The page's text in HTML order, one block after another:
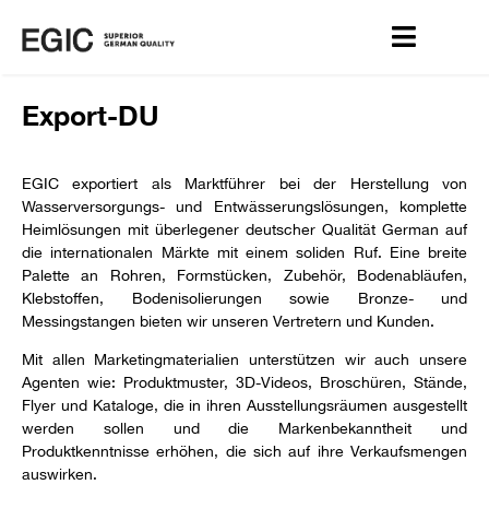
Export-DU
EGIC exportiert als Marktführer bei der Herstellung von
Wasserversorgungs- und Entwässerungslösungen, komplette
Heimlösungen mit überlegener deutscher Qualität German auf
die internationalen Märkte mit einem soliden Ruf. Eine breite
Palette an Rohren, Formstücken, Zubehör, Bodenabläufen,
Klebstoffen, Bodenisolierungen sowie Bronze- und
Messingstangen bieten wir unseren Vertretern und Kunden.
Mit allen Marketingmaterialien unterstützen wir auch unsere
Agenten wie: Produktmuster, 3D-Videos, Broschüren, Stände,
Flyer und Kataloge, die in ihren Ausstellungsräumen ausgestellt
werden sollen und die Markenbekanntheit und
Produktkenntnisse erhöhen, die sich auf ihre Verkaufsmengen
auswirken.